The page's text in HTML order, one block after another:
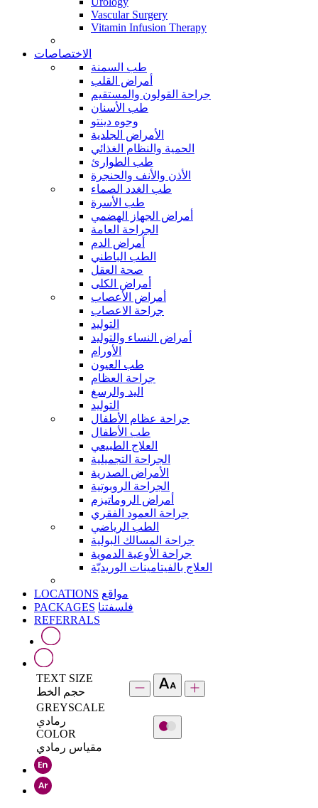
Vascular Surgery
Vitamin Infusion Therapy
الاختصاصات
طب السمنة
أمراض القلب
جراحة القولون والمستقيم
طب الأسنان
وجوه دينتو
الأمراض الجلدية
الحمية والنظام الغذائي
طب الطوارئ
الأذن والأنف والحنجرة
طب الغدد الصماء
طب الأسرة
أمراض الجهاز الهضمي
الجراحة العامة
أمراض الدم
الطب الباطني
صحة العقل
أمراض الكلى
أمراض الأعصاب
جراحة الاعصاب
التوليد
أمراض النساء والتوليد
الأورام
طب العيون
جراحة العظام
اليد والرسغ
التوليد
جراحة عظام الأطفال
طب الأطفال
العلاج الطبيعي
الجراحة التجميلية
الأمراض الصدرية
الجراحة الروبوتية
أمراض الروماتيزم
جراحة العمود الفقري
الطب الرياضي
جراحة المسالك البولية
جراحة الأوعية الدموية
العلاج بالفيتامينات الوريديّة
LOCATIONS مواقع
PACKAGES فلسفتنا
REFERRALS
TEXT SIZE
حجم الخط
GREYSCALE
رمادي
COLOR
مقياس رمادي